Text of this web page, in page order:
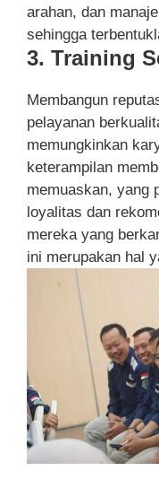
arahan, dan
sehingga
3. Training
Membangun
pelayanan
memungkinkan
keterampilan
memuaskan, yang
loyalitas dan
mereka yang
ini merupakan hal